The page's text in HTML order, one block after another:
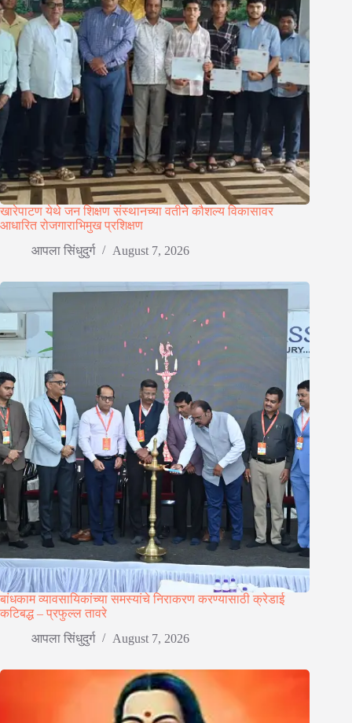
खारेपाटण येथे जन शिक्षण संस्थानच्या वतीने कौशल्य विकासावर
आधारित रोजगाराभिमुख प्रशिक्षण
आपला सिंधुदुर्ग
August 7, 2026
बांधकाम व्यावसायिकांच्या समस्यांचे निराकरण करण्यासाठी क्रेडाई
कटिबद्ध – प्रफुल्ल तावरे
आपला सिंधुदुर्ग
August 7, 2026